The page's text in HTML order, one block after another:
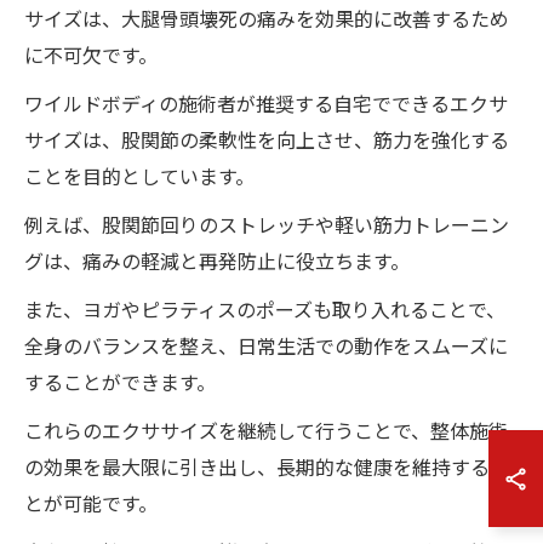
サイズは、大腿骨頭壊死の痛みを効果的に改善するため
に不可欠です。
ワイルドボディの施術者が推奨する自宅でできるエクサ
サイズは、股関節の柔軟性を向上させ、筋力を強化する
ことを目的としています。
例えば、股関節回りのストレッチや軽い筋力トレーニン
グは、痛みの軽減と再発防止に役立ちます。
また、ヨガやピラティスのポーズも取り入れることで、
全身のバランスを整え、日常生活での動作をスムーズに
することができます。
これらのエクササイズを継続して行うことで、整体施術
の効果を最大限に引き出し、長期的な健康を維持するこ
とが可能です。